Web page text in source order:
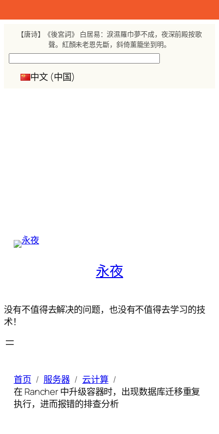
至
【唐诗】《後宮詞》 白居易：淚濕羅巾夢不成，夜深前殿按歌
聲。紅顏未老恩先斷，斜倚薰籠坐到明。
中文 (中国)
永夜
没有不值得去解决的问题，也没有不值得去学习的技
术！
首页 服务器
云计算
在 Rancher 中升级容器时，出现数据库迁移重复
执行，进而报错的排查分析